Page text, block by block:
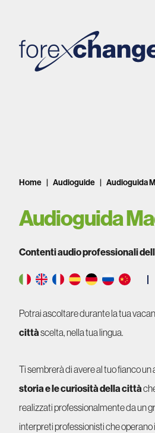
Home Audioguide Audioguida
Audioguida
Contenti audio professionali
Potrai ascoltare durante la tua
cittàscelta, nella tua lingua.
Ti sembrerà di avere al tuo fianco
storia e le curiosità della città
realizzati professionalmente da un
interpreti professionisti che